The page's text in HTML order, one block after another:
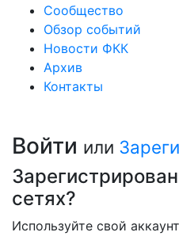
Сообщество
Обзор событий
Новости ФКК
Архив
Контакты
Войти или
сетях?
Используйте свой